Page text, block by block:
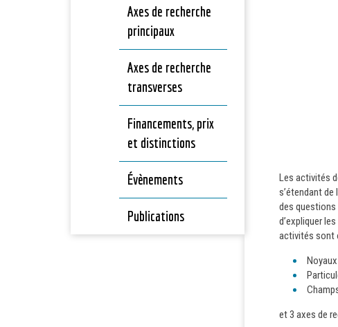
Axes de recherche
principaux
Axes de recherche
transverses
Financements, prix
et distinctions
Évènements
Publications
Les activités
s’étendant
des questions
d’expliquer
activités sont
et 3 axes de